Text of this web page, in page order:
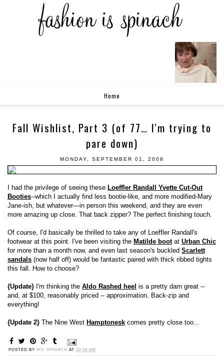
Home
Fall Wishlist, Part 3 (of 77… I'm trying to
pare down)
MONDAY, SEPTEMBER 01, 2008
I had the privilege of seeing these Loeffler Randall Yvette Cut-Out
Booties--which I actually find less bootie-like, and more modified-Mary
Jane-ish, but whatever—in person this weekend, and they are even
more amazing up close. That back zipper? The perfect finishing touch.
Of course, I'd basically be thrilled to take any of Loeffler Randall's
footwear at this point. I've been visiting the Matilde bootat Urban Chic
for more than a month now, and even last season's buckled Scarlett
sandals (now half off) would be fantastic paired with thick ribbed tights
this fall. How to choose?
{Update} I'm thinking the Aldo Rashed heel is a pretty darn great --
and, at $100, reasonably priced -- approximation. Back-zip and
everything!
{Update 2} The Nine West Hamptonesk comes pretty close too...
POSTED BY MS. SPINACH AT 10:39 AM